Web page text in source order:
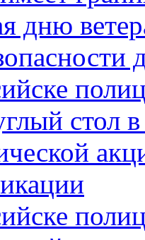
дню
стол